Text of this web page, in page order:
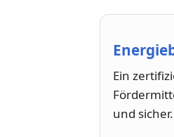
Ein
und sicher.